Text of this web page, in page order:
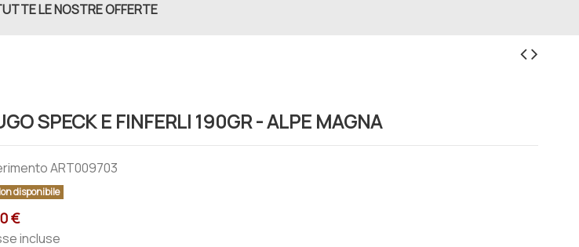
LE NOSTRE OFFERTE
SPECK E FINFERLI 190GR - ALPE MAGNA
ART009703
disponibile
€
incluse